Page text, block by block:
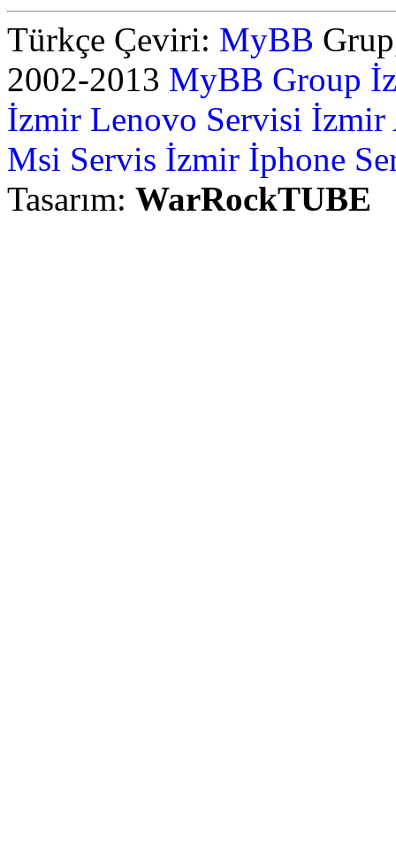
Türkçe Çeviri: MyBB
2002-2013 MyBB Group
İzmir Lenovo Servisi İzmir
Msi Servis İzmir İphone
Tasarım: WarRockTUBE